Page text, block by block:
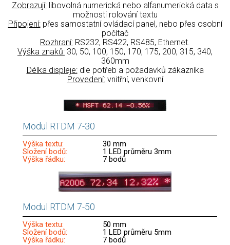
Zobrazují:libovolná numerická nebo alfanumerická data s
možnosti rolování textu
Připojení:přes samostatní ovládací panel, nebo přes osobní
počítač
Rozhraní: RS232, RS422, RS485, Ethernet.
Výška znaků: 30, 50, 100, 150, 170, 175, 200, 315, 340,
360mm
Délka displeje:dle potřeb a požadavků zákazníka
Provedení:vnitřní, venkovní
Modul RTDM 7-30
Výška textu:
30 mm
Složení bodů:
1 LED průměru 3mm
Výška řádku:
7 bodů
Modul RTDM 7-50
Výška textu:
50 mm
Složení bodů:
1 LED průměru 5mm
Výška řádku:
7 bodů